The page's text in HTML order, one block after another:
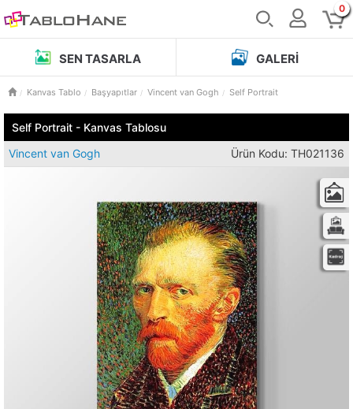
0
SEN TASARLA GALERI
Kanvas Tablo Başyapıtlar Vincent van Gogh Self Portrait
Self Portrait - Kanvas Tablosu
Vincent van Gogh
Ürün Kodu: TH021136